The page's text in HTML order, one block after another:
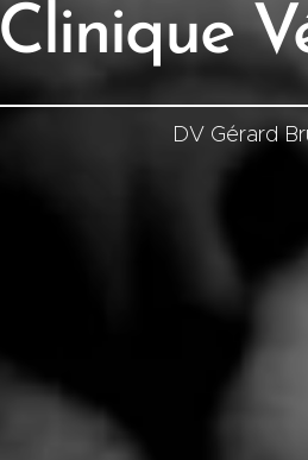
Clinique
DV Gérard